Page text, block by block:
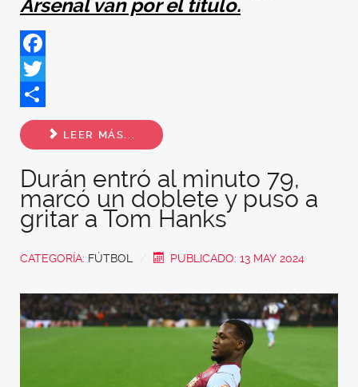
Arsenal van por el título.
Facebook
Twitter
Share
LEER MÁS...
Durán entró al minuto 79,
marcó un doblete y puso a
gritar a Tom Hanks
CATEGORÍA: FÚTBOL PUBLICADO: 13 MAY 2024